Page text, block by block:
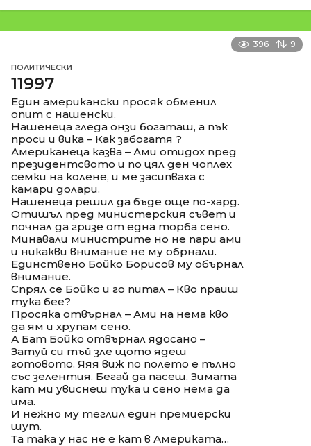
396 9
ПОЛИТИЧЕСКИ
11997
Един американски просяк обменил
опит с нашенски.
Нашенеца гледа онзи богаташ, а пък
проси и вика – Как забогатя ?
Американеца казва – Ами отидох пред
президентсвото и по цял ден чоплех
семки на колене, и ме засипваха с
камари долари.
Нашенеца решил да бъде още по-хард.
Отишъл пред министерския съвет и
почнал да гризе от една торба сено.
Минавали министрите но не пари ами
и никакви внимание не му обрнали.
Единствено Бойко Борисов му обърнал
внимание.
Спрял се Бойко и го питал – Кво праиш
тука бее?
Просяка отвърнал – Ами на нема кво
да ям и хрупам сено.
А Бат Бойко отвърнал ядосано –
Затуй си тъй зле щото ядеш
готовото. Яяя виж по полето е пълно
със зелентия. Бегай да пасеш. Зимата
кат ми увиснеш тука и сено нема да
има.
И нежно му теглил един премиерски
шут.
Та така у нас не е кат в Америката…